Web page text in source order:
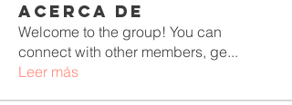
Acerca de
Welcome to the group! You can
connect with other members, ge...
Leer más